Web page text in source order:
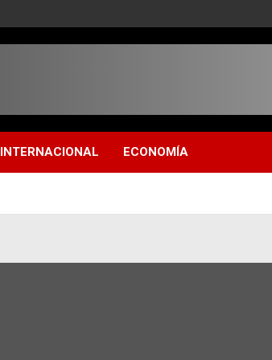
INTERNACIONAL ECONOMÍA